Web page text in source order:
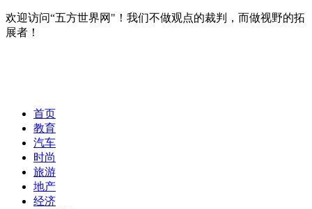
欢迎访问“五方世界网"！我们不做观点的裁判，而做视野的拓
展者！
首页
教育
汽车
时尚
旅游
地产
经济